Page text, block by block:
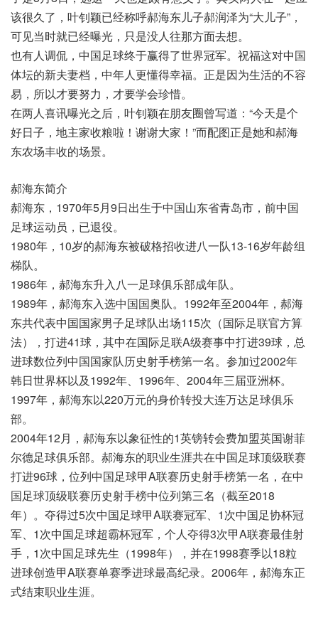
该很久了，叶钊颖已经称呼郝海东儿子郝润泽为“大儿子”，
可见当时就已经曝光，只是没人往那方面去想。
也有人调侃，中国足球终于赢得了世界冠军。祝福这对中国
体坛的新夫妻档，中年人更懂得幸福。正是因为生活的不容
易，所以才要努力，才要学会珍惜。
在两人喜讯曝光之后，叶钊颖在朋友圈曾写道：“今天是个
好日子，地主家收粮啦！谢谢大家！”而配图正是她和郝海
东农场丰收的场景。
郝海东简介
郝海东，1970年5月9日出生于中国山东省青岛市，前中国
足球运动员，已退役。
1980年，10岁的郝海东被破格招收进八一队13-16岁年龄组
梯队。
1986年，郝海东升入八一足球俱乐部成年队。
1989年，郝海东入选中国国奥队。1992年至2004年，郝海
东共代表中国国家男子足球队出场115次（国际足联官方算
法），打进41球，其中在国际足联A级赛事中打进39球，总
进球数位列中国国家队历史射手榜第一名。参加过2002年
韩日世界杯以及1992年、1996年、2004年三届亚洲杯。
1997年，郝海东以220万元的身价转投大连万达足球俱乐
部。
2004年12月，郝海东以象征性的1英镑转会费加盟英国谢菲
尔德足球俱乐部。郝海东的职业生涯共在中国足球顶级联赛
打进96球，位列中国足球甲A联赛历史射手榜第一名，在中
国足球顶级联赛历史射手榜中位列第三名（截至2018
年）。夺得过5次中国足球甲A联赛冠军、1次中国足协杯冠
军、1次中国足球超霸杯冠军，个人夺得3次甲A联赛最佳射
手，1次中国足球先生（1998年），并在1998赛季以18粒
进球创造甲A联赛单赛季进球最高纪录。2006年，郝海东正
式结束职业生涯。